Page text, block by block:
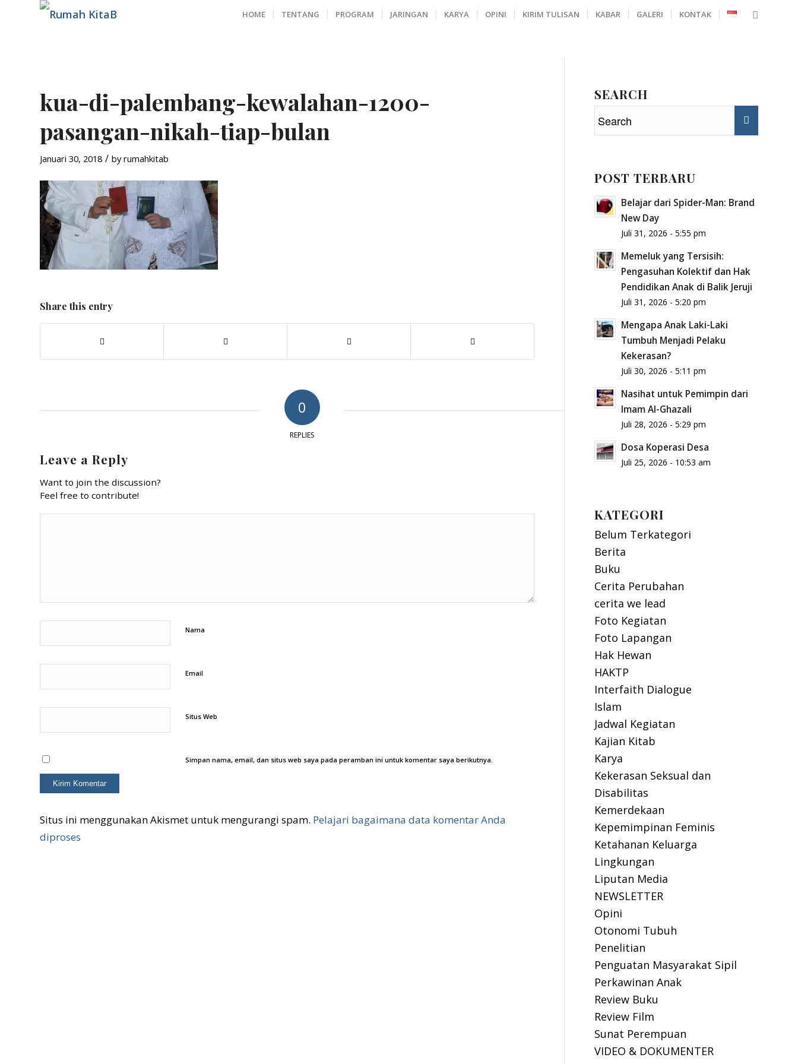
HOME TENTANG PROGRAM JARINGAN KARYA OPINI KIRIM TULISAN KABAR GALERI KONTAK
kua-di-palembang-kewalahan-1200-
pasangan-nikah-tiap-bulan
Januari 30, 2018 / byrumahkitab
Share this entry
0
REPLIES
Leave a Reply
Want to join the discussion?
Feel free to contribute!
Nama
Email
Situs Web
Simpan nama, email, dan situs web saya pada peramban ini untuk komentar saya berikutnya.
Situs ini menggunakan Akismet untuk mengurangi spam. Pelajari bagaimana data komentar Anda
diproses
SEARCH
POST TERBARU
Belajar dari Spider-Man: Brand
New Day
Juli 31, 2026 - 5:55 pm
Memeluk yang Tersisih:
Pengasuhan Kolektif dan Hak
Pendidikan Anak di Balik Jeruji
Juli 31, 2026 - 5:20 pm
Mengapa Anak Laki-Laki
Tumbuh Menjadi Pelaku
Kekerasan?
Juli 30, 2026 - 5:11 pm
Nasihat untuk Pemimpin dari
Imam Al-Ghazali
Juli 28, 2026 - 5:29 pm
Dosa Koperasi Desa
Juli 25, 2026 - 10:53 am
KATEGORI
Belum Terkategori
Berita
Buku
Cerita Perubahan
cerita we lead
Foto Kegiatan
Foto Lapangan
Hak Hewan
HAKTP
Interfaith Dialogue
Islam
Jadwal Kegiatan
Kajian Kitab
Karya
Kekerasan Seksual dan
Disabilitas
Kemerdekaan
Kepemimpinan Feminis
Ketahanan Keluarga
Lingkungan
Liputan Media
NEWSLETTER
Opini
Otonomi Tubuh
Penelitian
Penguatan Masyarakat Sipil
Perkawinan Anak
Review Buku
Review Film
Sunat Perempuan
VIDEO & DOKUMENTER